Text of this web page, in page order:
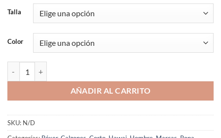
Talla
Color
AÑADIR AL CARRITO
SKU: N/D